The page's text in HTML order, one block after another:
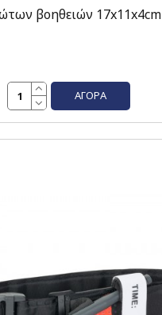
βοηθειών 17x11x4cm
ΑΓΟΡΆ